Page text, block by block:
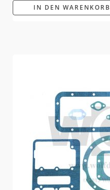
IN DEN WARENKORB